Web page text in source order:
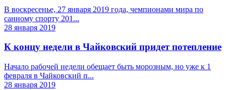
В воскресенье, 27 января 2019 года, чемпионами мира по
санному спорту 201...
28 января 2019
К концу недели в Чайковский придет потепление
Начало рабочей недели обещает быть морозным, но уже к 1
февраля в Чайковский п...
28 января 2019